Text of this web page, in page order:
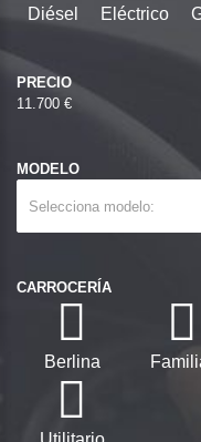
Diésel Eléctrico
PRECIO
11.700 €
MODELO
Selecciona modelo
CARROCERÍA
Berlina